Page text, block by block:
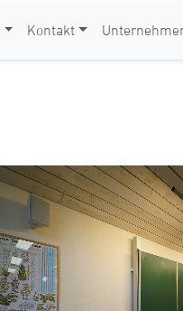
Kontakt